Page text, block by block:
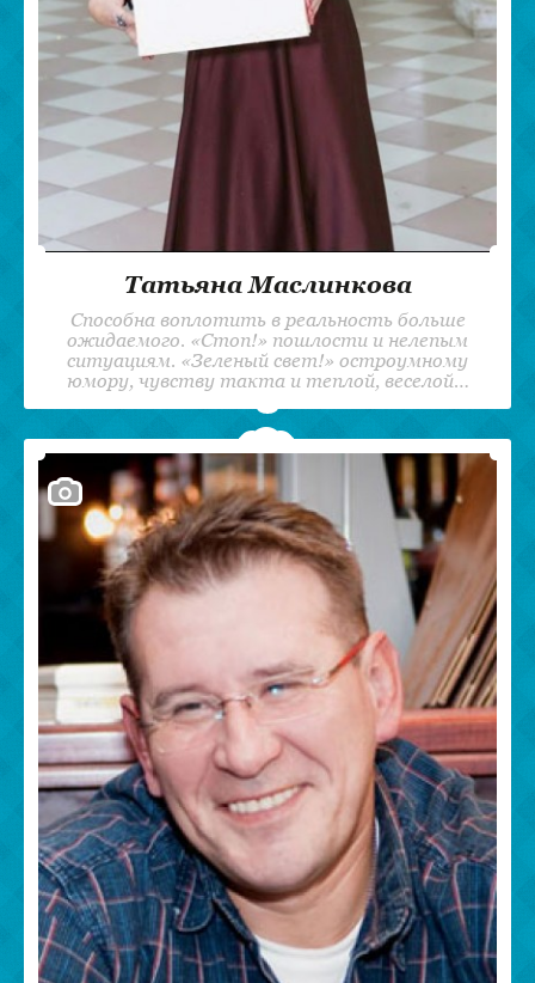
Татьяна Маслинкова
Способна воплотить в реальность больше
ожидаемого. «Стоп!» пошлости и нелепым
ситуациям. «Зеленый свет!» остроумному
юмору, чувству такта и теплой, веселой…